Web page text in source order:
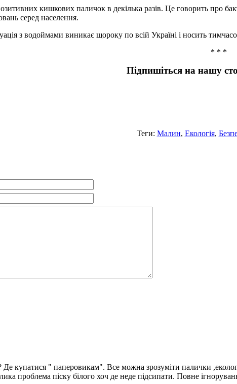
кишкових паличок в декілька разів. Це говорить про
серед населення.
з водоймами виникає щороку по всій Україні і носить
* * *
Підпишіться на нашу
Теги: Малин, Екологія,
Де купатися " паперовикам". Все можна зрозуміти палички
проблема піску білого хоч де неде підсипати. Повне